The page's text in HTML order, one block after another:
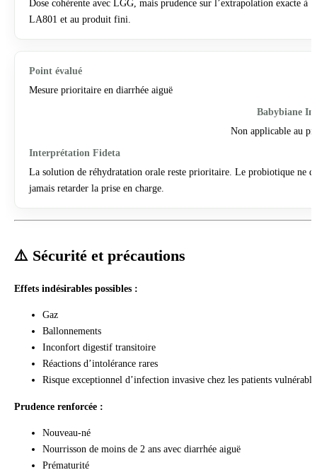
Dose cohérente avec LGG, mais prudence sur l’extrapolation exacte à
LA801 et au produit fini.
Mesure prioritaire en diarrhée aiguë
Non applicable au
La solution de réhydratation orale reste prioritaire. Le probiotique ne
jamais retarder la prise en charge.
⚠️ Sécurité et précautions
Effets indésirables possibles :
Gaz
Ballonnements
Inconfort digestif transitoire
Réactions d’intolérance rares
Risque exceptionnel d’infection invasive chez les patients
Prudence renforcée :
Nouveau-né
Nourrisson de moins de 2 ans avec diarrhée aiguë
Prématurité